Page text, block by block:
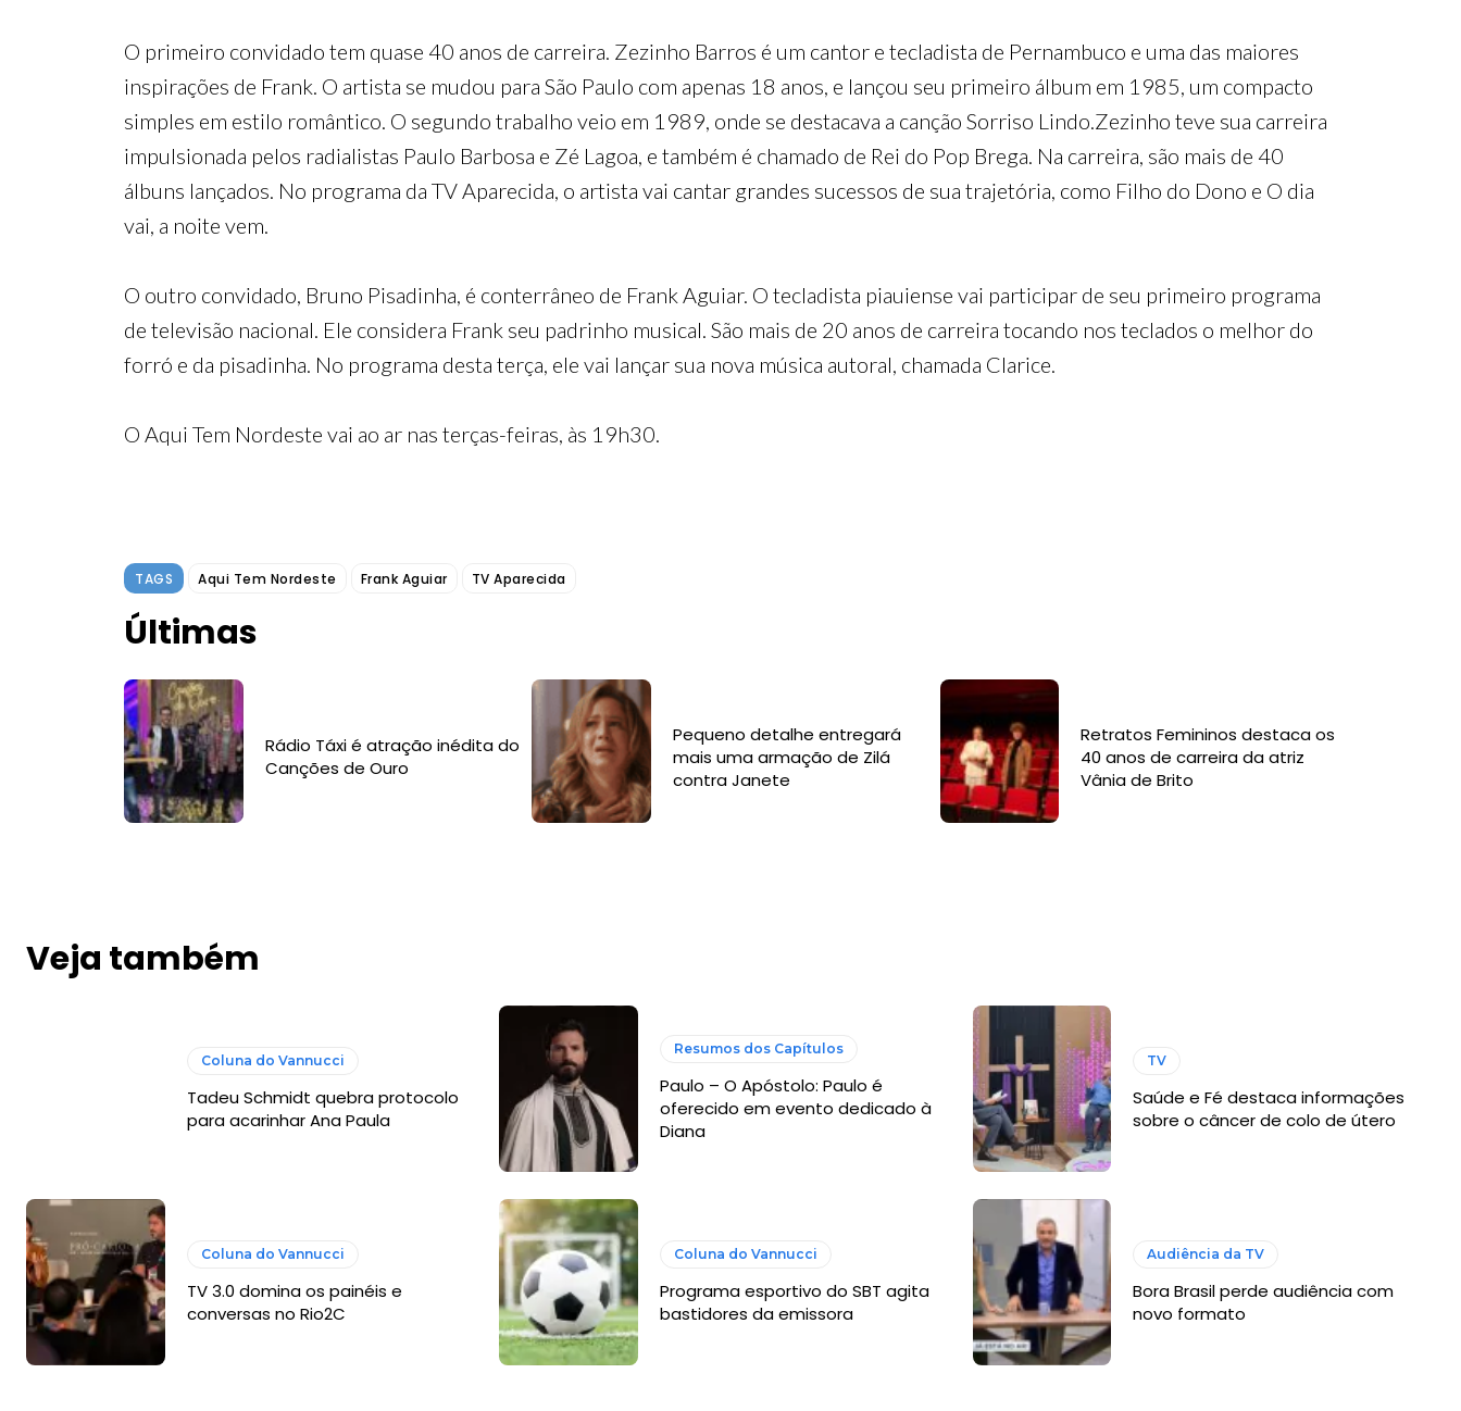
O primeiro convidado tem quase 40 anos de carreira. Zezinho Barros é um cantor e tecladista de Pernambuco e uma das maiores
inspirações de Frank. O artista se mudou para São Paulo com apenas 18 anos, e lançou seu primeiro álbum em 1985, um compacto
simples em estilo romântico. O segundo trabalho veio em 1989, onde se destacava a canção Sorriso Lindo.Zezinho teve sua carreira
impulsionada pelos radialistas Paulo Barbosa e Zé Lagoa, e também é chamado de Rei do Pop Brega. Na carreira, são mais de 40
álbuns lançados. No programa da TV Aparecida, o artista vai cantar grandes sucessos de sua trajetória, como Filho do Dono e O dia
vai, a noite vem.
O outro convidado, Bruno Pisadinha, é conterrâneo de Frank Aguiar. O tecladista piauiense vai participar de seu primeiro programa
de televisão nacional. Ele considera Frank seu padrinho musical. São mais de 20 anos de carreira tocando nos teclados o melhor do
forró e da pisadinha. No programa desta terça, ele vai lançar sua nova música autoral, chamada Clarice.
O Aqui Tem Nordeste vai ao ar nas terças-feiras, às 19h30.
TAGS Aqui Tem Nordeste Frank Aguiar TV Aparecida
Últimas
Rádio Táxi é atração inédita do
Canções de Ouro
Pequeno detalhe entregará
mais uma armação de Zilá
contra Janete
Retratos Femininos destaca os
40 anos de carreira da atriz
Vânia de Brito
Veja também
Coluna do Vannucci
Tadeu Schmidt quebra protocolo
para acarinhar Ana Paula
Resumos dos Capítulos
Paulo – O Apóstolo: Paulo é
oferecido em evento dedicado à
Diana
TV
Saúde e Fé destaca informações
sobre o câncer de colo de útero
Coluna do Vannucci
TV 3.0 domina os painéis e
conversas no Rio2C
Coluna do Vannucci
Programa esportivo do SBT agita
bastidores da emissora
Audiência da TV
Bora Brasil perde audiência com
novo formato